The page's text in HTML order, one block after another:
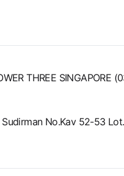
THREE SINGAPORE
No.Kav 52-53